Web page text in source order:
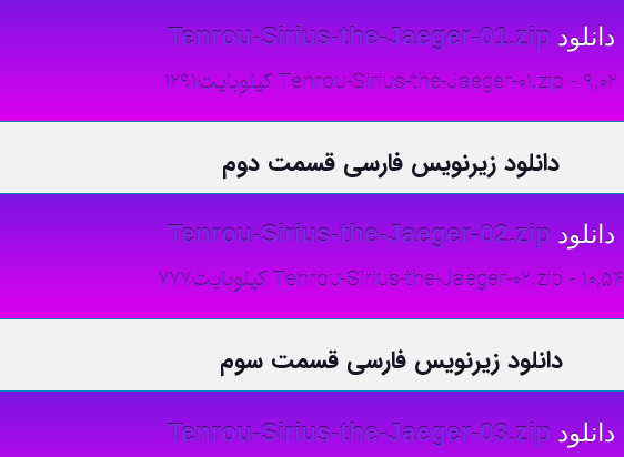
دانلود Tenrou-Sirius-the-Jaeger-01.zip
Tenrou-Sirius-the-Jaeger-01.zip - 9,02 کیلوبایت1291
دانلود زیرنویس فارسی قسمت دوم
دانلود Tenrou-Sirius-the-Jaeger-02.zip
Tenrou-Sirius-the-Jaeger-02.zip - 10,54 کیلوبایت777
دانلود زیرنویس فارسی قسمت سوم
دانلود Tenrou-Sirius-the-Jaeger-03.zip